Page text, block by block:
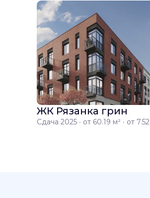
ЖК Рязанка грин
Сдача 2025 ∙ от 60.19 м² ∙ от